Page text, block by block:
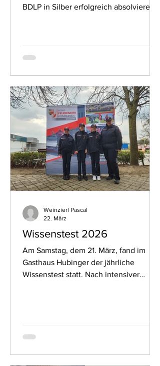
BDLP in Silber erfolgreich absolvieren.
geschlossenen Rollläden Geräte
der Stufe Silber können drei Szenarien
gezogen werden: Zimmerbrand,
Flüssigkeitsbrand und Heckenbrand.
Zusätzlich werden die Truppaufgaben
ausgelost. Das Szenario „Zimmerbrand“
so
Wissenstest 2026
Am Samstag, dem 21. März, fand im
Gasthaus Hubinger der jährliche
Wissenstest statt. Nach intensiver
Jugend trat in den Stufen Bronze und
Weinzierl Pascal
22. März